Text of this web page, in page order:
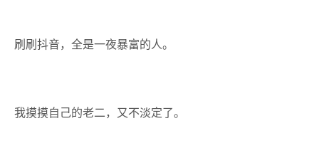
刷刷抖音，全是一夜暴富的人。
我摸摸自己的老二，又不淡定了。